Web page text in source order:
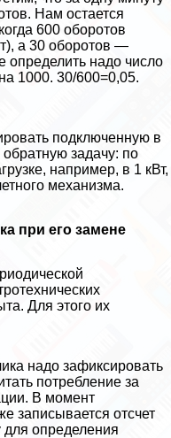
Нам остается
600 оборотов
а 30 оборотов —
определить надо число
1000. 30/600=0,05.
подключенную в
обратную задачу: по
например, в 1 кВт,
механизма.
при его замене
Для этого их
надо зафиксировать
потрeбление за
В момент
записывается отсчет
определения